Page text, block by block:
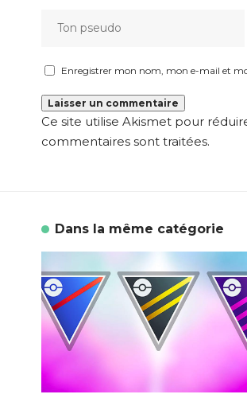
Enregistrer mon nom, mon e-mail et
Ce site utilise Akismet pour
commentaires sont traitées.
Dans la même catégorie